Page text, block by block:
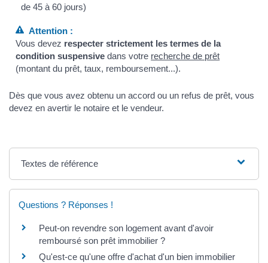
de 45 à 60 jours)
Attention :
Vous devez respecter strictement les termes de la
condition suspensive dans votre recherche de prêt
(montant du prêt, taux, remboursement...).
Dès que vous avez obtenu un accord ou un refus de prêt, vous
devez en avertir le notaire et le vendeur.
Textes de référence
Questions ? Réponses !
Peut-on revendre son logement avant d'avoir
remboursé son prêt immobilier ?
Qu'est-ce qu'une offre d'achat d'un bien immobilier